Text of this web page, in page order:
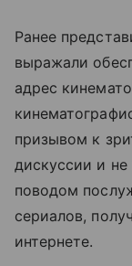
Ранее
выражали
адрес
призывом к
дискуссии и не
поводом
сериалов,
интернете.